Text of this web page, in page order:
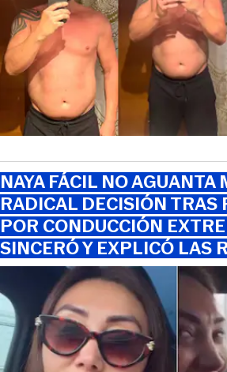
NAYA FÁCIL NO AGUANTA
RADICAL DECISIÓN TRAS
POR CONDUCCIÓN
SINCERÓ Y EXPLICÓ LAS